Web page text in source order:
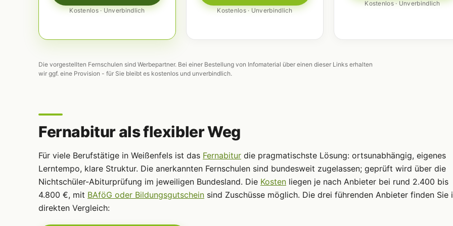
Kostenlos · Unverbindlich Kostenlos · Unverbindlich
Kostenlos · Unverbindlich
Die vorgestellten Fernschulen sind Werbepartner. Bei einer Bestellung von Infomaterial über einen dieser Links erhalten
wir ggf. eine Provision - für Sie bleibt es kostenlos und unverbindlich.
Fernabitur als flexibler Weg
Für viele Berufstätige in Weißenfels ist das Fernabitur die pragmatischste Lösung: ortsunabhängig, eigenes
Lerntempo, klare Struktur. Die anerkannten Fernschulen sind bundesweit zugelassen; geprüft wird über die
Nichtschüler-Abiturprüfung im jeweiligen Bundesland. Die Kosten liegen je nach Anbieter bei rund 2.400 bis
4.800 €, mit BAföG oder Bildungsgutschein sind Zuschüsse möglich. Die drei führenden Anbieter finden Sie
direkten Vergleich: